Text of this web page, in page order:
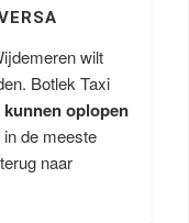
wilt
Botlek Taxi
oplopen
de meeste
naar